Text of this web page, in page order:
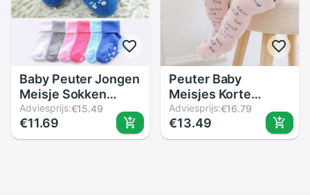
Baby Peuter Jongen
Meisje Sokken
Mode Effen Kleur
Katoen Zomer
Sokken Casual
Adviesprijs:€15.49
€11.69
Peuter Baby
Meisjes Korte
Sokken Leuke
Cartoon Dier
Sokken Zachte
Adviesprijs:€16.79
€13.49